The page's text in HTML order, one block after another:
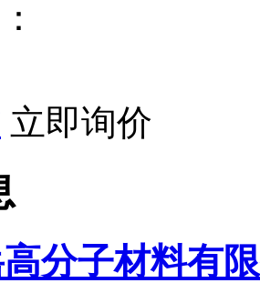
立即询价
分子材料有